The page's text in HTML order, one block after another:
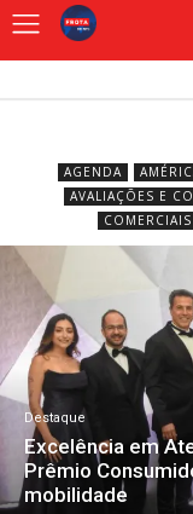
AGENDA
AVALIAÇÕES E
COMERCIAIS
Destaque
Excelência em
Prêmio
mobilidade